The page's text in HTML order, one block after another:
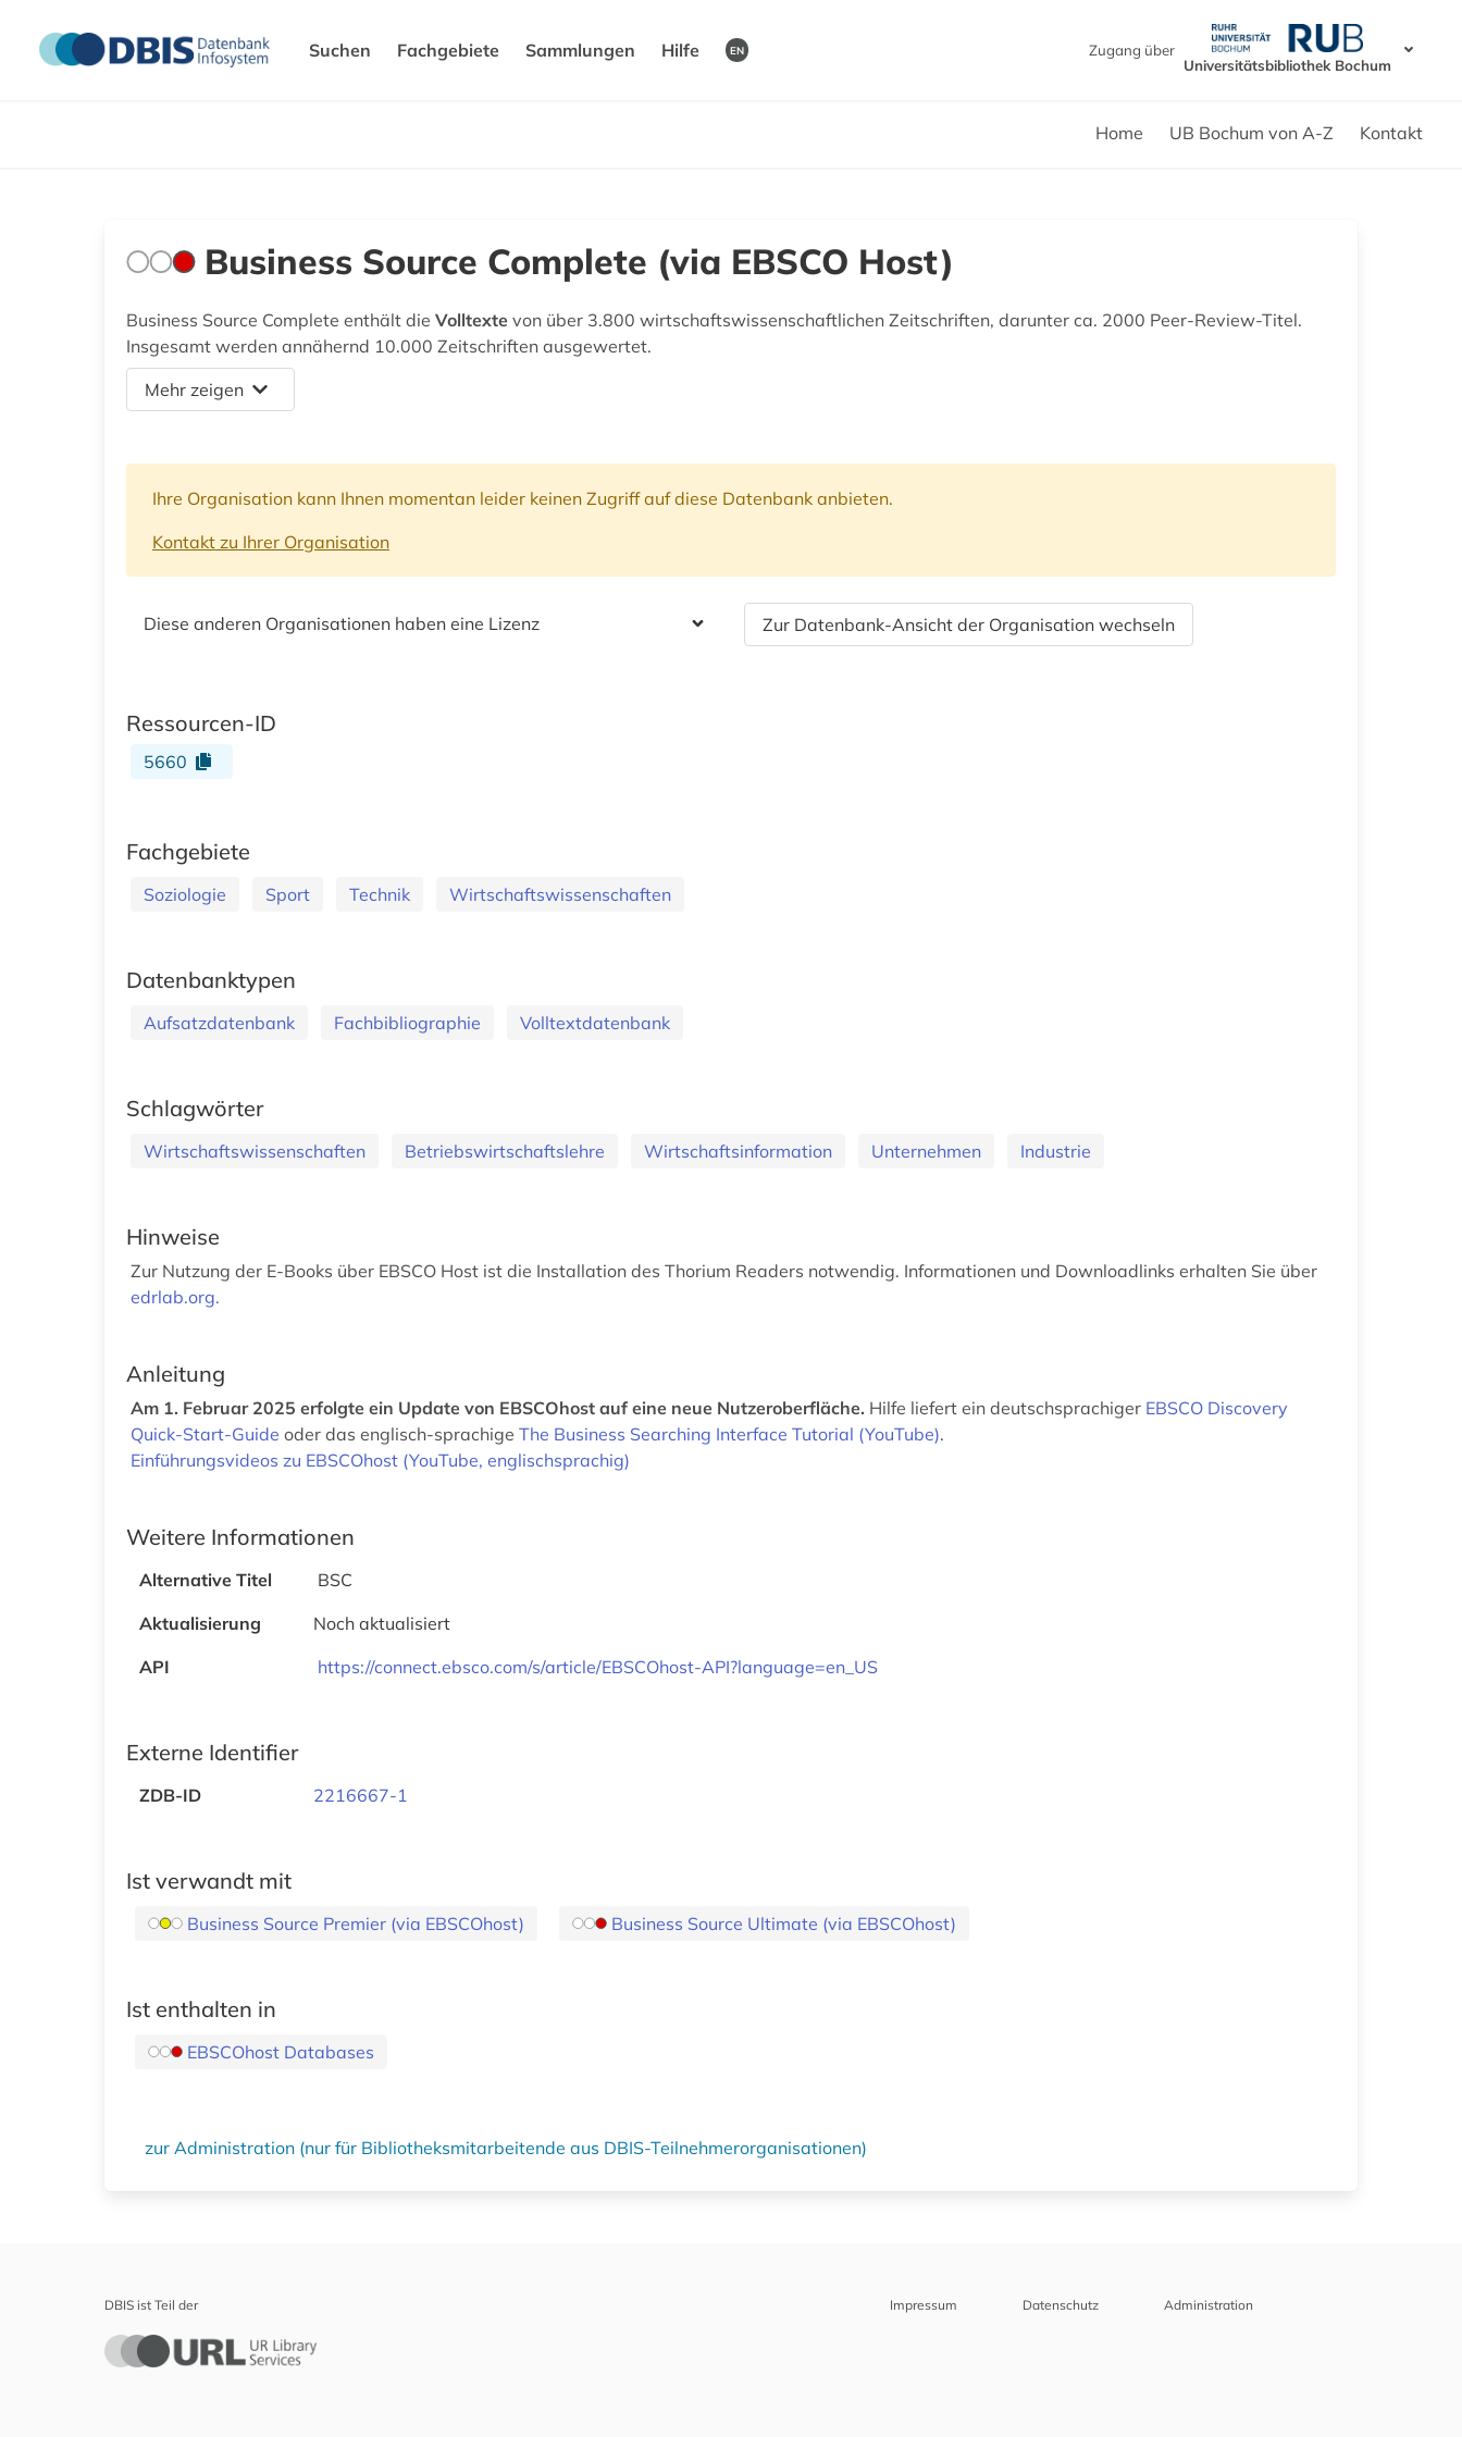
Suchen Fachgebiete Sammlungen Hilfe EN
Zugang über
Universitätsbibliothek Bochum
Home UB Bochum von A-Z Kontakt
Business Source Complete (via EBSCO Host)
Business Source Complete enthält die Volltexte von über 3.800 wirtschaftswissenschaftlichen Zeitschriften, darunter ca. 2000 Peer-Review-Titel.
Insgesamt werden annähernd 10.000 Zeitschriften ausgewertet.
Mehr zeigen
Ihre Organisation kann Ihnen momentan leider keinen Zugriff auf diese Datenbank anbieten.
Kontakt zu Ihrer Organisation
Diese anderen Organisationen haben eine Lizenz Zur Datenbank-Ansicht der Organisation wechseln
Ressourcen-ID
5660
Fachgebiete
Soziologie Sport Technik Wirtschaftswissenschaften
Datenbanktypen
Aufsatzdatenbank Fachbibliographie Volltextdatenbank
Schlagwörter
Wirtschaftswissenschaften Betriebswirtschaftslehre Wirtschaftsinformation Unternehmen Industrie
Hinweise
Zur Nutzung der E-Books über EBSCO Host ist die Installation des Thorium Readers notwendig. Informationen und Downloadlinks erhalten Sie über
edrlab.org.
Anleitung
Am 1. Februar 2025 erfolgte ein Update von EBSCOhost auf eine neue Nutzeroberfläche. Hilfe liefert ein deutschsprachiger EBSCO Discovery
Quick-Start-Guide oder das englisch-sprachige The Business Searching Interface Tutorial (YouTube).
Einführungsvideos zu EBSCOhost (YouTube, englischsprachig)
Weitere Informationen
Alternative Titel
BSC
Aktualisierung
Noch aktualisiert
API
https://connect.ebsco.com/s/article/EBSCOhost-API?language=en_US
Externe Identifier
ZDB-ID 2216667-1
Ist verwandt mit
Business Source Premier (via EBSCOhost) Business Source Ultimate (via EBSCOhost)
Ist enthalten in
EBSCOhost Databases
zur Administration (nur für Bibliotheksmitarbeitende aus DBIS-Teilnehmerorganisationen)
DBIS ist Teil der Impressum Datenschutz Administration